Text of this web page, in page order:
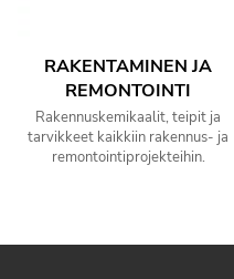
RAKENTAMINEN JA
REMONTOINTI
Rakennuskemikaalit, teipit ja
tarvikkeet kaikkiin rakennus- ja
remontointiprojekteihin.